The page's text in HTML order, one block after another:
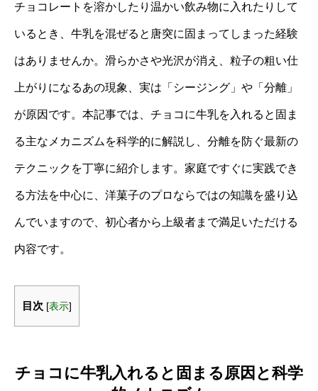
チョコレートを溶かしたり温かい飲み物に入れたりして
いるとき、牛乳を混ぜると唐突に固まってしまった経験
はありませんか。滑らかさや光沢が消え、粒子の粗い仕
上がりになるあの現象、実は「シージング」や「分離」
が原因です。本記事では、チョコに牛乳を入れると固ま
る主なメカニズムを科学的に解説し、分離を防ぐ最新の
テクニックを丁寧に紹介します。家庭ですぐに実践でき
る方法を中心に、洋菓子のプロならではの知識を盛り込
んでいますので、初心者から上級者まで満足いただける
内容です。
目次 [表示]
チョコに牛乳入れると固まる原因と科学